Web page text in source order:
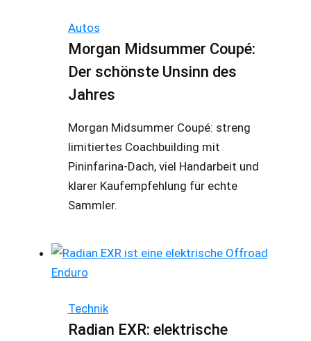
Autos
Morgan Midsummer Coupé:
Der schönste Unsinn des
Jahres
Morgan Midsummer Coupé: streng
limitiertes Coachbuilding mit
Pininfarina-Dach, viel Handarbeit und
klarer Kaufempfehlung für echte
Sammler.
Technik
Radian EXR: elektrische